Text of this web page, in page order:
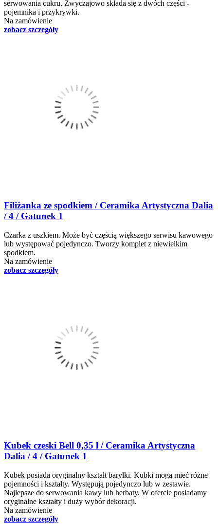
serwowania cukru. Zwyczajowo składa się z dwóch części -
pojemnika i przykrywki.
Na zamówienie
zobacz szczegóły
Filiżanka ze spodkiem / Ceramika Artystyczna Dalia
/ 4 / Gatunek 1
Czarka z uszkiem. Może być częścią większego serwisu kawowego
lub występować pojedynczo. Tworzy komplet z niewielkim
spodkiem.
Na zamówienie
zobacz szczegóły
Kubek czeski Bell 0,35 l / Ceramika Artystyczna
Dalia / 4 / Gatunek 1
Kubek posiada oryginalny kształt baryłki. Kubki mogą mieć różne
pojemności i kształty. Występują pojedynczo lub w zestawie.
Najlepsze do serwowania kawy lub herbaty. W ofercie posiadamy
oryginalne kształty i duży wybór dekoracji.
Na zamówienie
zobacz szczegóły